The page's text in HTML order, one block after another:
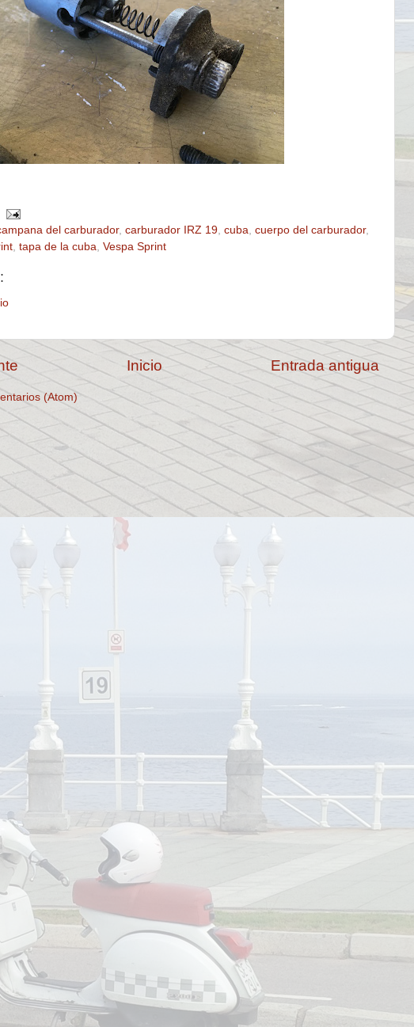
del carburador, carburador IRZ 19 cuba cuerpo del carburador,
tapa de la cuba Vespa Sprint
Entrada antigua
Inicio
(Atom)